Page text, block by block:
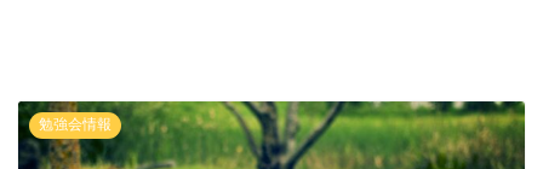
勉強会情報